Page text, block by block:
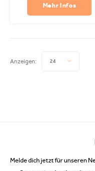
Mehr Infos
Anzeigen: 24
Melde dich jetzt für unseren